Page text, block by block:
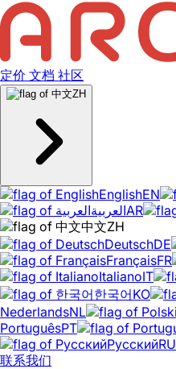
定价 文档 社区
ZH
EnglishEN
العربيةAR
中文ZH
DeutschDE
FrançaisFR
ItalianoIT
한국어KO
NederlandsNL
PortuguêsPT
РусскийRU
联系我们